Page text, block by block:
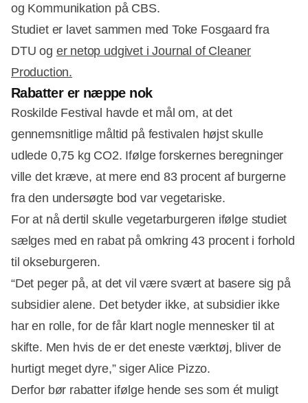
og Kommunikation på CBS.
Studiet er lavet sammen med Toke Fosgaard fra
DTU og er netop udgivet i Journal of Cleaner
Production.
Rabatter er næppe nok
Roskilde Festival havde et mål om, at det
gennemsnitlige måltid på festivalen højst skulle
udlede 0,75 kg CO2. Ifølge forskernes beregninger
ville det kræve, at mere end 83 procent af burgerne
fra den undersøgte bod var vegetariske.
For at nå dertil skulle vegetarburgeren ifølge studiet
sælges med en rabat på omkring 43 procent i forhold
til okseburgeren.
“Det peger på, at det vil være svært at basere sig på
subsidier alene. Det betyder ikke, at subsidier ikke
har en rolle, for de får klart nogle mennesker til at
skifte. Men hvis de er det eneste værktøj, bliver de
hurtigt meget dyre,” siger Alice Pizzo.
Derfor bør rabatter ifølge hende ses som ét muligt